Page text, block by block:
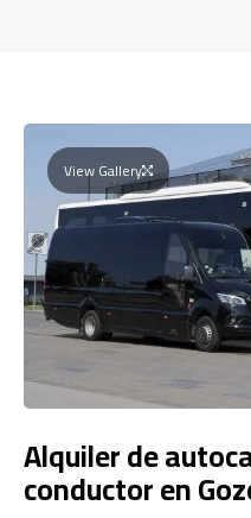
View Gallery
Alquiler de
conductor en